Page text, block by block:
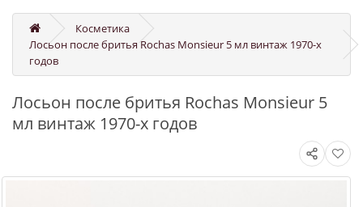
Косметика
Лосьон после бритья Rochas Monsieur 5 мл винтаж 1970-х
годов
Лосьон после бритья Rochas Monsieur 5
мл винтаж 1970-х годов